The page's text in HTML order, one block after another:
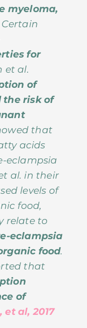
myeloma,
Certain
for
et al.
of
the risk of
that
acids
eclampsia
al. in their
levels of
food,
relate to
eclampsia
food.
that
of
et al, 2017